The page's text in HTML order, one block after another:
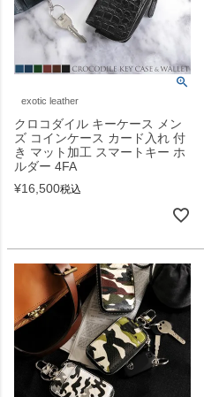
exotic leather
クロコダイル キーケース メン
ズ コインケース カード入れ 付
き マット加工 スマートキー ホ
ルダー 4FA
¥16,500税込